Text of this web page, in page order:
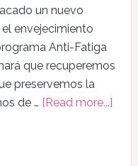
un nuevo
envejecimiento
Anti-Fatiga
que recuperemos
preservemos la
de … [Read more...]